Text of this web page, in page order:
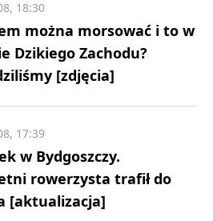
można morsować i to w
Dzikiego Zachodu?
[zdjęcia]
18:30
w Bydgoszczy.
rowerzysta trafił do
[aktualizacja]
17:39